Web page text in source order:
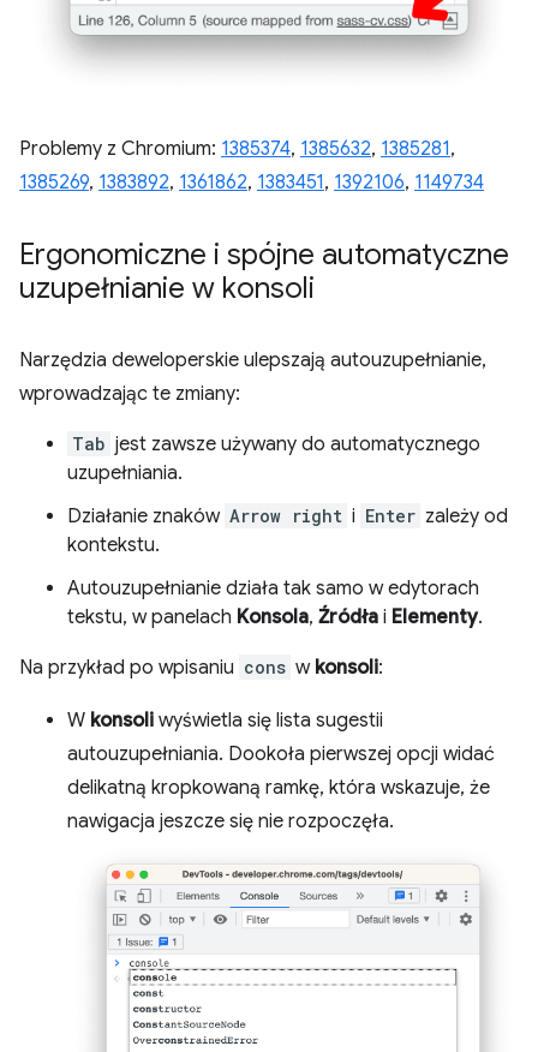
Problemy z Chromium: 1385374, 1385632, 1385281,
1385269, 1383892, 1361862, 1383451, 1392106, 1149734
Ergonomiczne i spójne automatyczne
uzupełnianie w konsoli
Narzędzia deweloperskie ulepszają autouzupełnianie,
wprowadzając te zmiany:
Tab jest zawsze używany do automatycznego
uzupełniania.
Działanie znaków Arrow right i Enter zależy od
kontekstu.
Autouzupełnianie działa tak samo w edytorach
tekstu, w panelach Konsola, Źródła i Elementy.
Na przykład po wpisaniu cons w konsoli:
W konsoli wyświetla się lista sugestii
autouzupełniania. Dookoła pierwszej opcji widać
delikatną kropkowaną ramkę, która wskazuje, że
nawigacja jeszcze się nie rozpoczęła.